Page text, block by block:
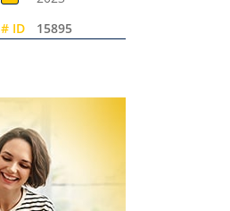
# ID 15895